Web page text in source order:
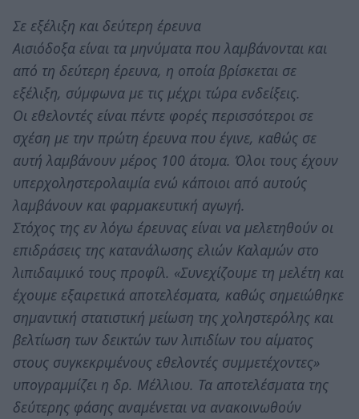
Σε εξέλιξη και δεύτερη έρευνα
Αισιόδοξα είναι τα μηνύματα που λαμβάνονται και
από τη δεύτερη έρευνα, η οποία βρίσκεται σε
εξέλιξη, σύμφωνα με τις μέχρι τώρα ενδείξεις.
Οι εθελοντές είναι πέντε φορές περισσότεροι σε
σχέση με την πρώτη έρευνα που έγινε, καθώς σε
αυτή λαμβάνουν μέρος 100 άτομα. Όλοι τους έχουν
υπερχοληστερολαιμία ενώ κάποιοι από αυτούς
λαμβάνουν και φαρμακευτική αγωγή.
Στόχος της εν λόγω έρευνας είναι να μελετηθούν οι
επιδράσεις της κατανάλωσης ελιών Καλαμών στο
λιπιδαιμικό τους προφίλ. «Συνεχίζουμε τη μελέτη και
έχουμε εξαιρετικά αποτελέσματα, καθώς σημειώθηκε
σημαντική στατιστική μείωση της χοληστερόλης και
βελτίωση των δεικτών των λιπιδίων του αίματος
στους συγκεκριμένους εθελοντές συμμετέχοντες»
υπογραμμίζει η δρ. Μέλλιου. Τα αποτελέσματα της
δεύτερης φάσης αναμένεται να ανακοινωθούν